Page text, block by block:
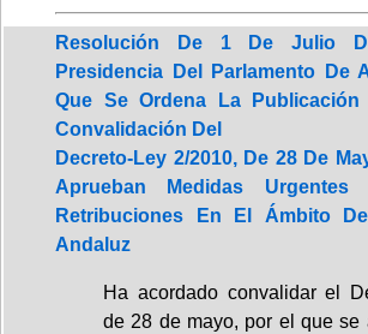
Resolución De 1 De Julio
Presidencia Del Parlamento De
Que Se Ordena La
Convalidación Del
Decreto-Ley 2/2010, De 28 De
Aprueban Medidas
Retribuciones En El Ámbito
Andaluz
Ha acordado convalidar el
de 28 de mayo, por el que se